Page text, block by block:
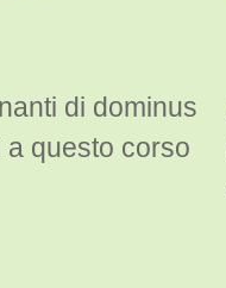
di dominus
a questo corso